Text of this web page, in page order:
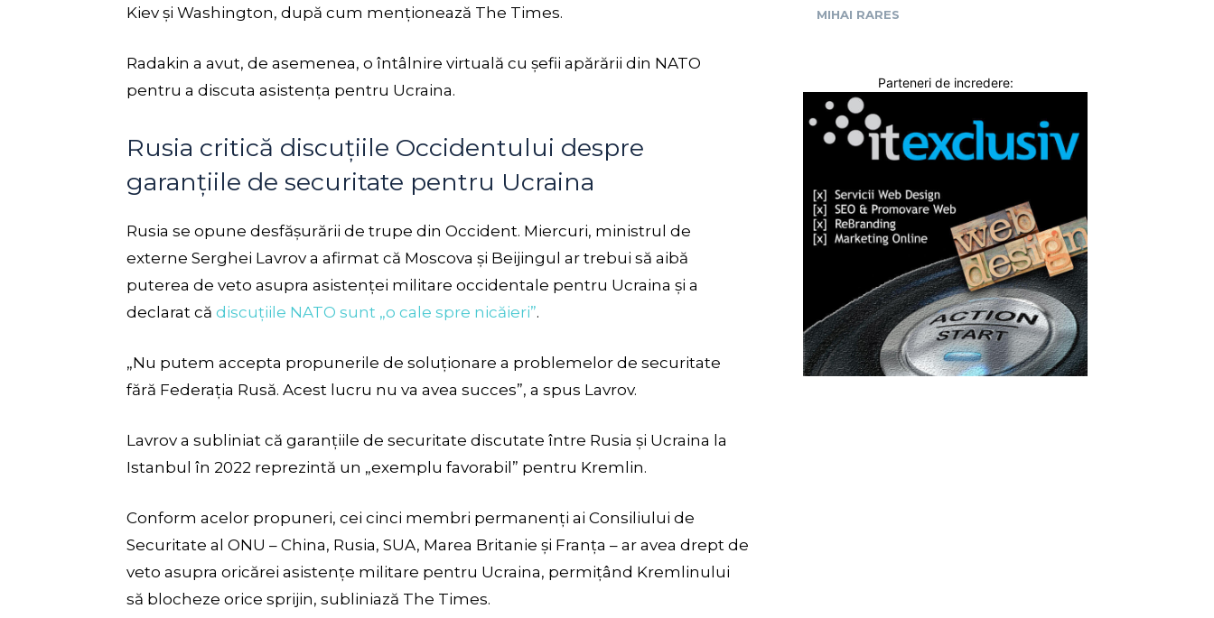
Kiev și Washington, după cum menționează The Times.
Radakin a avut, de asemenea, o întâlnire virtuală cu șefii apărării din NATO
pentru a discuta asistența pentru Ucraina.
Rusia critică discuțiile Occidentului despre
garanțiile de securitate pentru Ucraina
Rusia se opune desfășurării de trupe din Occident. Miercuri, ministrul de
externe Serghei Lavrov a afirmat că Moscova și Beijingul ar trebui să aibă
puterea de veto asupra asistenței militare occidentale pentru Ucraina și a
declarat că discuțiile NATO sunt „o cale spre nicăieri”.
„Nu putem accepta propunerile de soluționare a problemelor de securitate
fără Federația Rusă. Acest lucru nu va avea succes”, a spus Lavrov.
Lavrov a subliniat că garanțiile de securitate discutate între Rusia și Ucraina la
Istanbul în 2022 reprezintă un „exemplu favorabil” pentru Kremlin.
Conform acelor propuneri, cei cinci membri permanenți ai Consiliului de
Securitate al ONU – China, Rusia, SUA, Marea Britanie și Franța – ar avea drept de
veto asupra oricărei asistențe militare pentru Ucraina, permițând Kremlinului
să blocheze orice sprijin, subliniază The Times.
MIHAI RARES
Parteneri de incredere: